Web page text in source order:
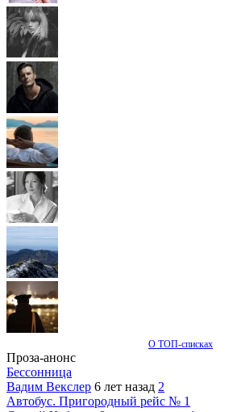
О ТОП-списках
Проза-анонс
Бессонница
Вадим Векслер 6 лет назад 2
Автобус. Пригородный рейс № 1